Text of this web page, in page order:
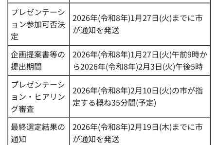
プレゼンテーシ
ョン参加可否決
定
2026年(令和8年)1月27日(火)までに市
が通知を発送
企画提案書等の
提出期間
2026年(令和8年)1月27日(火)午前9時か
ら2026年(令和8年)2月3日(火)午後5時
プレゼンテーシ
ョン・ヒアリン
グ審査
2026年(令和8年)2月10日(火)の市が指
定する概ね35分間(予定)
最終選定結果の
通知
2026年(令和8年)2月19日(木)までに市
が通知を発送